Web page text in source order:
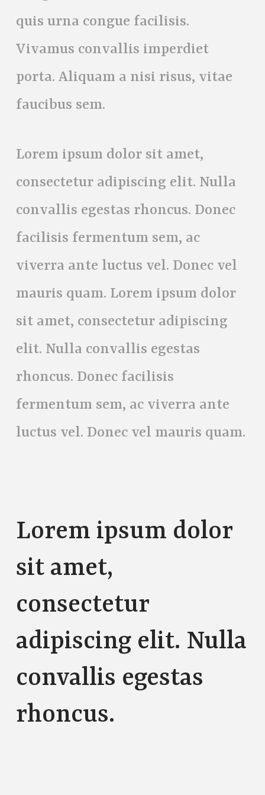
quis urna congue facilisis.
Vivamus convallis imperdiet
porta. Aliquam a nisi risus, vitae
faucibus sem.
Lorem ipsum dolor sit amet,
consectetur adipiscing elit. Nulla
convallis egestas rhoncus. Donec
facilisis fermentum sem, ac
viverra ante luctus vel. Donec vel
mauris quam. Lorem ipsum dolor
sit amet, consectetur adipiscing
elit. Nulla convallis egestas
rhoncus. Donec facilisis
fermentum sem, ac viverra ante
luctus vel. Donec vel mauris quam.
Lorem ipsum dolor
sit amet,
consectetur
adipiscing elit. Nulla
convallis egestas
rhoncus.